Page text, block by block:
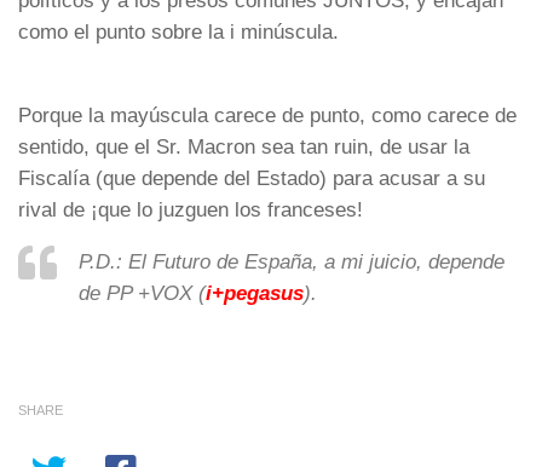
como el punto sobre la i minúscula.
Porque la mayúscula carece de punto, como carece de
sentido, que el Sr. Macron sea tan ruin, de usar la
Fiscalía (que depende del Estado) para acusar a su
rival de ¡que lo juzguen los franceses!
P.D.: El Futuro de España, a mi juicio, depende
de PP +VOX (i+pegasus).
SHARE